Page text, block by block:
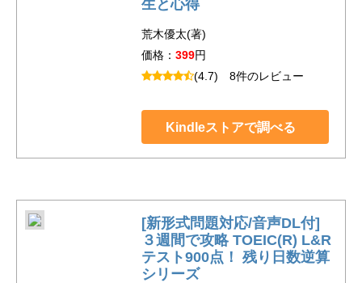
荒木優太(著)
価格： 399円
(4.7) 8件のレビュー
Kindleストアで調べる
[新形式問題対応/音声DL付]
３週間で攻略 TOEIC(R) L&R
テスト900点！ 残り日数逆算
シリーズ